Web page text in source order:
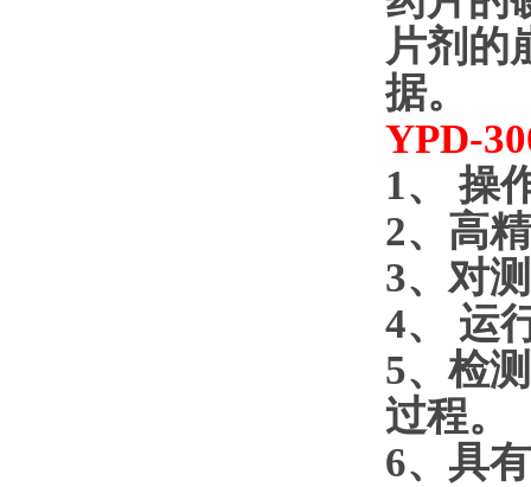
片剂的
据。
YPD-
1、
操
2、高
3、对
4、
运
5、检
过程。
6、具